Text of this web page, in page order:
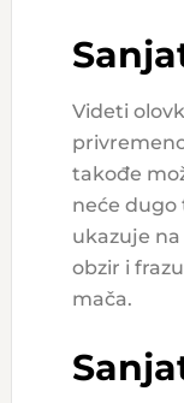
Videti
takođe
neće dugo
ukazuje
obzir i
mača.